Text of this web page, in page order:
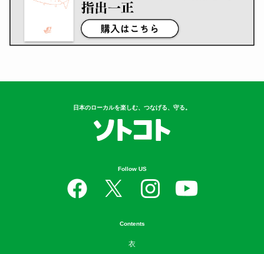
日本のローカルを楽しむ、つなげる、守る。
Follow US
Contents
衣